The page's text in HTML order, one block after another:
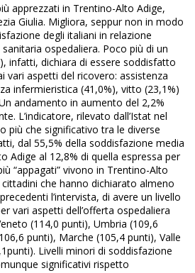
apprezzati in Trentino-Alto Adige,
Giulia. Migliora, seppur non in modo
degli italiani in relazione
sanitaria ospedaliera. Poco più di un
infatti, dichiara di essere soddisfatto
vari aspetti del ricovero: assistenza
infermieristica (41,0%), vitto (23,1%)
andamento in aumento del 2,2%
L’indicatore, rilevato dall’Istat nel
più che significativo tra le diverse
dal 55,5% della soddisfazione media
Adige al 12,8% di quella espressa per
“appagati” vivono in Trentino-Alto
che hanno dichiarato almeno
l’intervista, di avere un livello
vari aspetti dell’offerta ospedaliera
(114,0 punti), Umbria (109,6
punti), Marche (105,4 punti), Valle
Livelli minori di soddisfazione
significativi rispetto